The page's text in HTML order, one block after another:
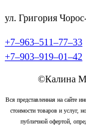
ул. Григория
+7‒963‒511‒77‒33
+7‒903‒919‒01‒42
©Калина
Вся представленная на сайте
стоимости товаров и услуг,
публичной офертой,